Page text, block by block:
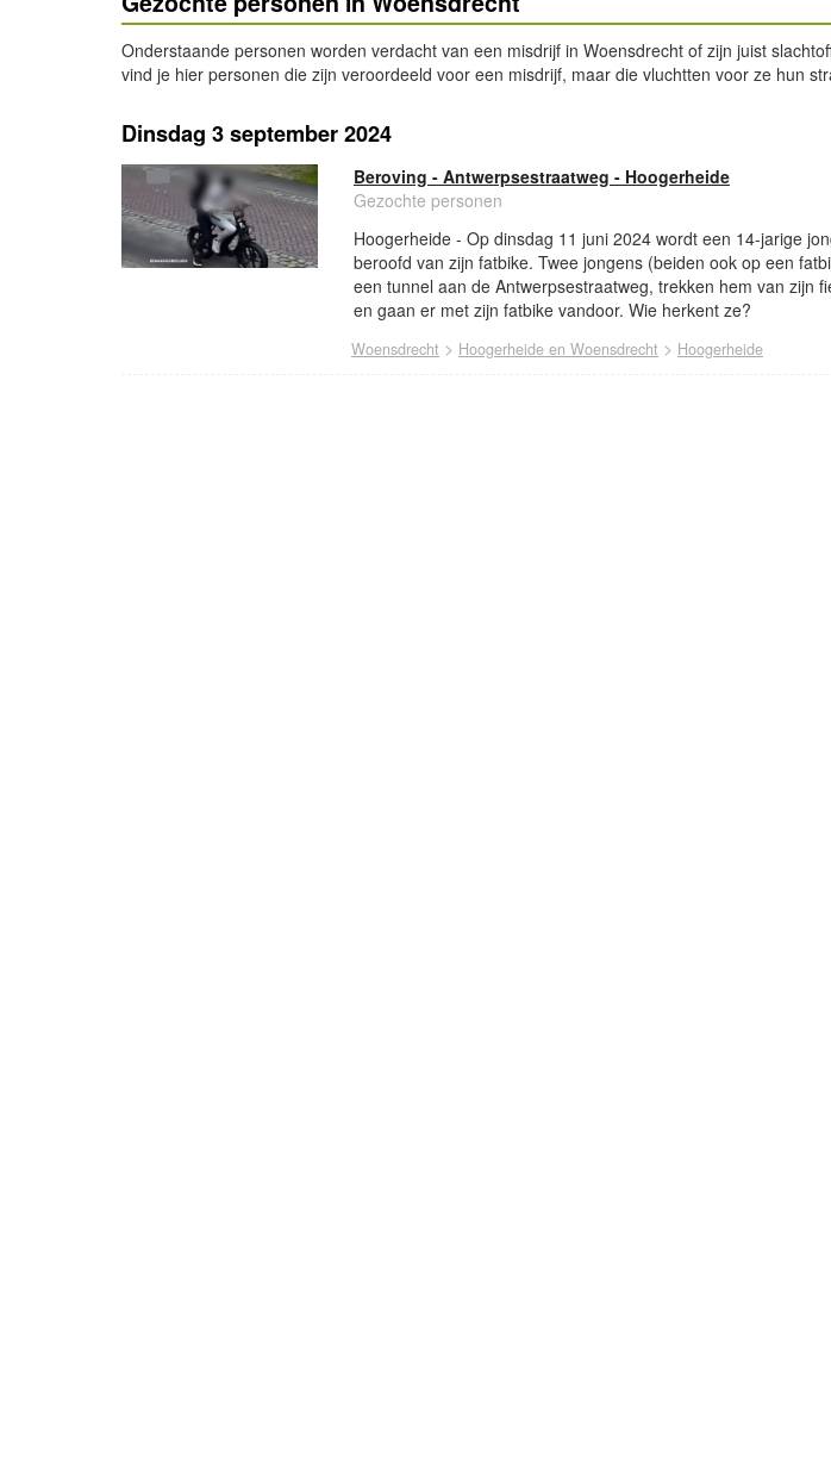
Onderstaande personen worden verdacht van een misdrijf in Woensdrecht of zijn juist
vind je hier personen die zijn veroordeeld voor een misdrijf, maar die vluchtten voor ze hun
Dinsdag 3 september 2024
Beroving - Antwerpsestraatweg - Hoogerheide
Gezochte personen
Hoogerheide - Op dinsdag 11 juni 2024 wordt een 14-jarige
beroofd van zijn fatbike. Twee jongens (beiden ook op een
een tunnel aan de Antwerpsestraatweg, trekken hem van zijn
en gaan er met zijn fatbike vandoor. Wie herkent ze?
Woensdrecht > Hoogerheide en Woensdrecht > Hoogerheide